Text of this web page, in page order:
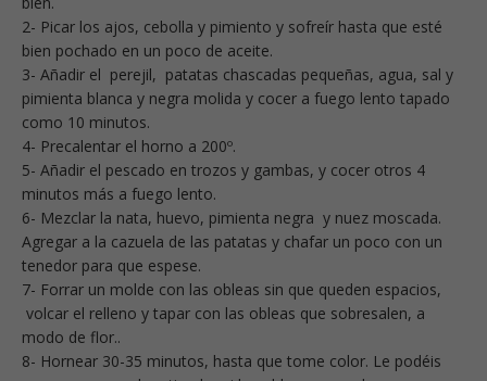
2- Picar los ajos, cebolla y pimiento y sofreír hasta que esté
bien pochado en un poco de aceite.
3- Añadir el perejil, patatas chascadas pequeñas, agua, sal y
pimienta blanca y negra molida y cocer a fuego lento tapado
como 10 minutos.
4- Precalentar el horno a 200º.
5- Añadir el pescado en trozos y gambas, y cocer otros 4
minutos más a fuego lento.
6- Mezclar la nata, huevo, pimienta negra y nuez moscada.
Agregar a la cazuela de las patatas y chafar un poco con un
tenedor para que espese.
7- Forrar un molde con las obleas sin que queden espacios,
volcar el relleno y tapar con las obleas que sobresalen, a
modo de flor..
8- Hornear 30-35 minutos, hasta que tome color. Le podéis